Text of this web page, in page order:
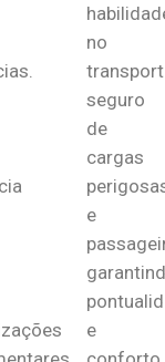
no
seguro
de
cargas
e
e